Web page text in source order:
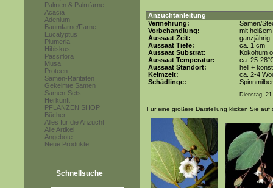
Palmen & Palmfarne
Acacia
Adenium
Baumfarne/Farne
Eucalyptus
Plumeria
Hibiskus
Passiflora
Musa
Proteen
Samen-Raritäten
Gekeimte Samen
Samen-Sets
Herkunft
PFLANZEN SHOP
Bücher
Alles für die Anzucht
Alle Artikel
Angebote
Neue Produkte
Schnellsuche
Anzuchtanleitung
Vermehrung:
Samen/
Vorbehandlung:
mit
Aussaat Zeit:
ganzjährig
Aussaat Tiefe:
ca. 1 cm
Aussaat Substrat:
Kokohum
Aussaat Temperatur:
ca. 25-
Aussaat Standort:
hell +
Keimzeit:
ca. 2-4
Schädlinge:
Dienstag,
Für eine größere Darstellung klicken Sie auf